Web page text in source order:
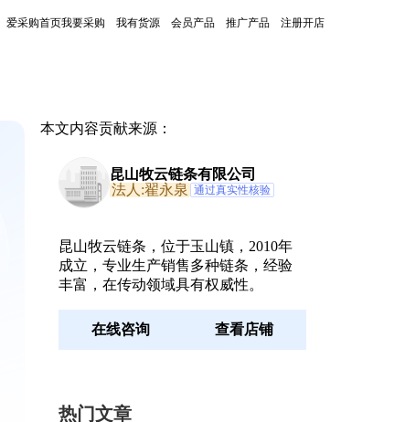
爱采购首页我要采购 我有货源 会员产品 推广产品 注册开店
本文内容贡献来源：
昆山牧云链条有限公司
法人:翟永泉 通过真实性核验
昆山牧云链条，位于玉山镇，2010年
成立，专业生产销售多种链条，经验
丰富，在传动领域具有权威性。
在线咨询 查看店铺
热门文章